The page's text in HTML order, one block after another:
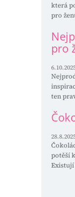
která
pro
pro
ten
potěší